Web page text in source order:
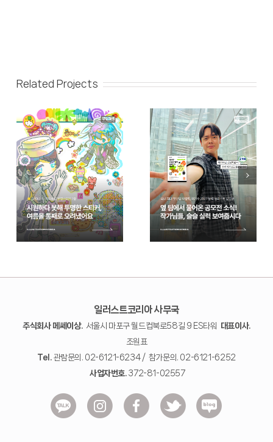
Related Projects
일러스트코리아 사무국
주식회사 메쎄이상.서울시 마포구 월드컵북로58길 9 ES타워
대표이사.
조원표
Tel.관람문의. 02-6121-6234 / 참가문의. 02-6121-6252
사업자번호.372-81-02557